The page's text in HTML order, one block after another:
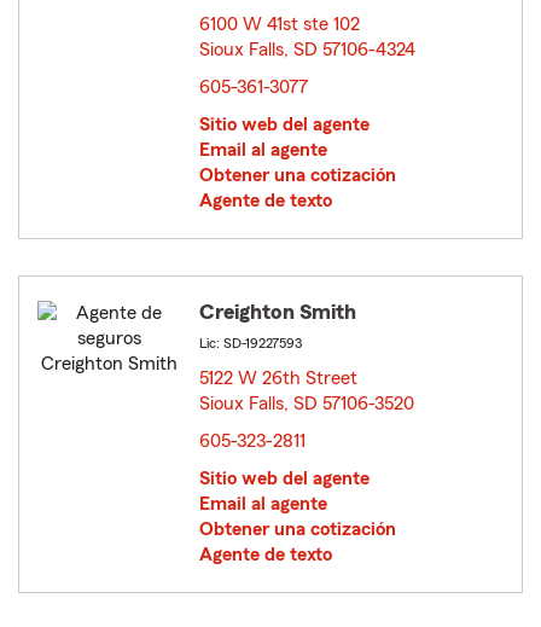
6100 W 41st ste 102
Sioux Falls, SD 57106-4324
605-361-3077
Sitio web del agente
Email al agente
Obtener una cotización
Agente de texto
Creighton Smith
Lic: SD-19227593
5122 W 26th Street
Sioux Falls, SD 57106-3520
605-323-2811
Sitio web del agente
Email al agente
Obtener una cotización
Agente de texto